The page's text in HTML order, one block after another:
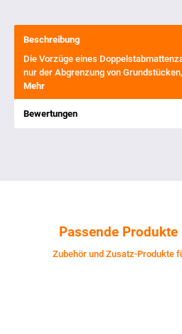
Beschreibung
Die Vorzüge eines
nur der Abgrenzung von
Mehr
Bewertungen
Passende
Zubehör und Zusatz-Produkte